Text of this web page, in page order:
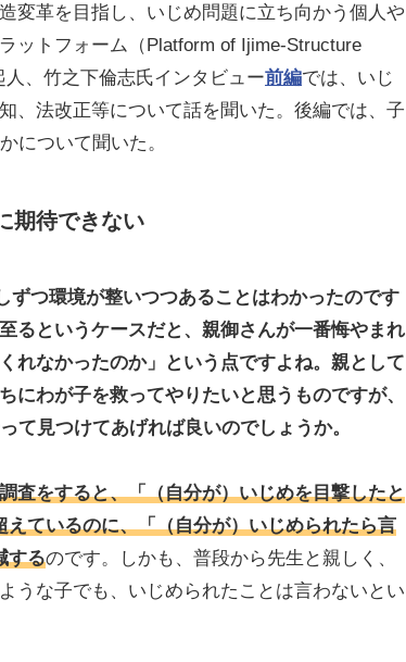
変革を目指し、いじめ問題に立ち向かう個人や
ットフォーム（Platform of Ijime-Structure
、竹之下倫志氏インタビュー前編では、いじ
、法改正等について話を聞いた。後編では、子
について聞いた。
期待できない
つ環境が整いつつあることはわかったのです
るというケースだと、親御さんが一番悔やまれ
れなかったのか」という点ですよね。親として
にわが子を救ってやりたいと思うものですが、
て見つけてあげれば良いのでしょうか。
査をすると、「（自分が）いじめを目撃したと
ているのに、「（自分が）いじめられたら言
するのです。しかも、普段から先生と親しく、
うな子でも、いじめられたことは言わないとい